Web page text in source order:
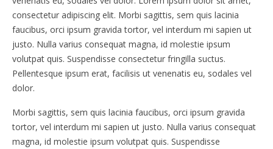
consectetur adipiscing elit. Morbi sagittis, sem quis lacinia
faucibus, orci ipsum gravida tortor, vel interdum mi sapien ut
justo. Nulla varius consequat magna, id molestie ipsum
volutpat quis. Suspendisse consectetur fringilla suctus.
Pellentesque ipsum erat, facilisis ut venenatis eu, sodales vel
dolor.
Morbi sagittis, sem quis lacinia faucibus, orci ipsum gravida
tortor, vel interdum mi sapien ut justo. Nulla varius consequat
magna, id molestie ipsum volutpat quis. Suspendisse